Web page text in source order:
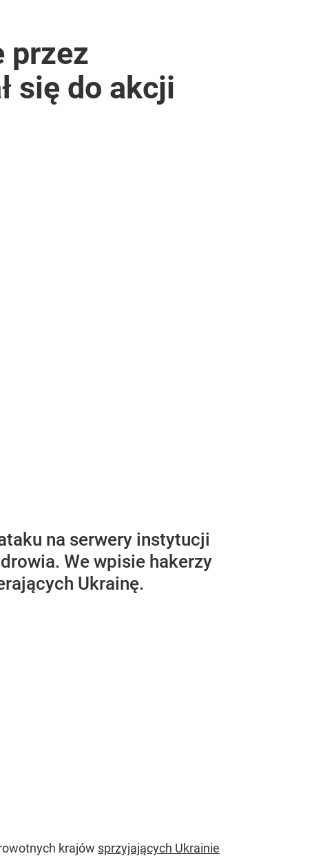
przez
się do akcji
na serwery instytucji
We wpisie hakerzy
Ukrainę.
krajów sprzyjających Ukrainie